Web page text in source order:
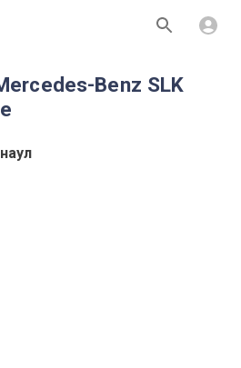
Benz SLK